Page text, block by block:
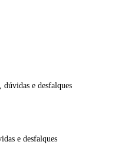
dúvidas e desfalques
e desfalques